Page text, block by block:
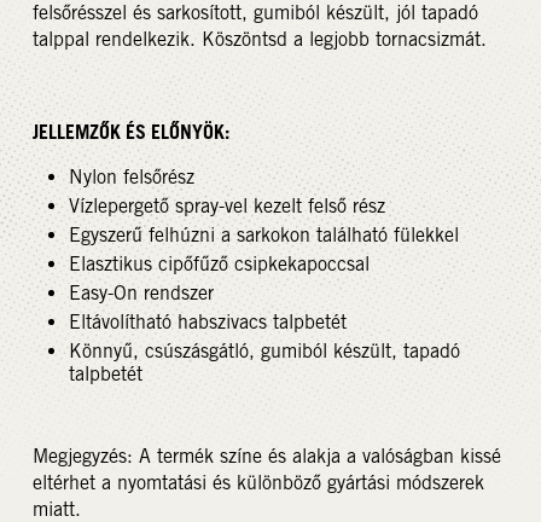
felsőrésszel és sarkosított, gumiból készült, jól tapadó
talppal rendelkezik. Köszöntsd a legjobb tornacsizmát.
JELLEMZŐK ÉS ELŐNYÖK:
Nylon felsőrész
Vízlepergető spray-vel kezelt felső rész
Egyszerű felhúzni a sarkokon található fülekkel
Elasztikus cipőfűző csipkekapoccsal
Easy-On rendszer
Eltávolítható habszivacs talpbetét
Könnyű, csúszásgátló, gumiból készült, tapadó
talpbetét
Megjegyzés: A termék színe és alakja a valóságban kissé
eltérhet a nyomtatási és különböző gyártási módszerek
miatt.